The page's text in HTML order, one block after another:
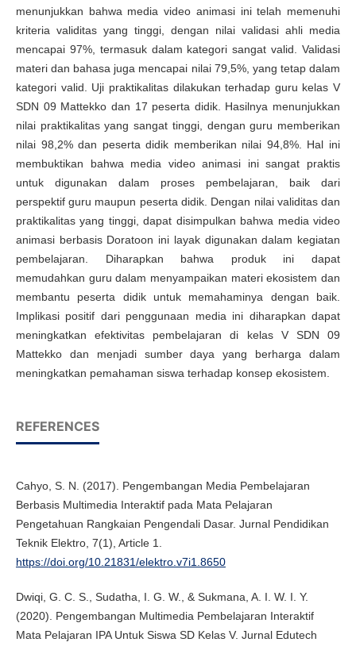
menunjukkan bahwa media video animasi ini telah memenuhi
kriteria validitas yang tinggi, dengan nilai validasi ahli media
mencapai 97%, termasuk dalam kategori sangat valid. Validasi
materi dan bahasa juga mencapai nilai 79,5%, yang tetap dalam
kategori valid. Uji praktikalitas dilakukan terhadap guru kelas V
SDN 09 Mattekko dan 17 peserta didik. Hasilnya menunjukkan
nilai praktikalitas yang sangat tinggi, dengan guru memberikan
nilai 98,2% dan peserta didik memberikan nilai 94,8%. Hal ini
membuktikan bahwa media video animasi ini sangat praktis
untuk digunakan dalam proses pembelajaran, baik dari
perspektif guru maupun peserta didik. Dengan nilai validitas dan
praktikalitas yang tinggi, dapat disimpulkan bahwa media video
animasi berbasis Doratoon ini layak digunakan dalam kegiatan
pembelajaran. Diharapkan bahwa produk ini dapat
memudahkan guru dalam menyampaikan materi ekosistem dan
membantu peserta didik untuk memahaminya dengan baik.
Implikasi positif dari penggunaan media ini diharapkan dapat
meningkatkan efektivitas pembelajaran di kelas V SDN 09
Mattekko dan menjadi sumber daya yang berharga dalam
meningkatkan pemahaman siswa terhadap konsep ekosistem.
REFERENCES
Cahyo, S. N. (2017). Pengembangan Media Pembelajaran
Berbasis Multimedia Interaktif pada Mata Pelajaran
Pengetahuan Rangkaian Pengendali Dasar. Jurnal Pendidikan
Teknik Elektro, 7(1), Article 1.
https://doi.org/10.21831/elektro.v7i1.8650
Dwiqi, G. C. S., Sudatha, I. G. W., & Sukmana, A. I. W. I. Y.
(2020). Pengembangan Multimedia Pembelajaran Interaktif
Mata Pelajaran IPA Untuk Siswa SD Kelas V. Jurnal Edutech